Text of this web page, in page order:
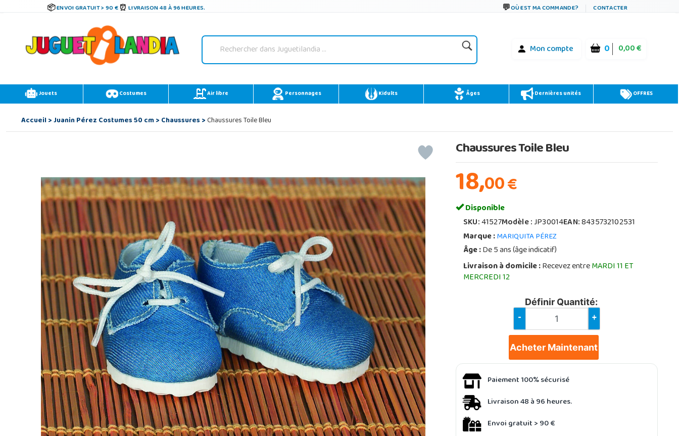
ENVOI GRATUIT > 90 € LIVRAISON 48 À 96 HEURES. OÙ EST MA COMMANDE? CONTACTER
Mon compte 0 0,00 €
Jouets Costumes Air libre Personnages Kidults Âges Dernières unités OFFRES
Accueil>Juanin Pérez Costumes 50 cm>Chaussures>Chaussures Toile Bleu
Chaussures Toile Bleu
18,00€
Disponible
SKU:41527Modèle :JP30014EAN:8435732102531
Marque :MARIQUITA PÉREZ
Âge :De 5 ans (âge indicatif)
Livraison à domicile :Recevez entreMARDI 11 ET
MERCREDI 12
Définir Quantité:
- +
Acheter Maintenant
Paiement 100% sécurisé
Livraison 48 à 96 heures.
Envoi gratuit > 90 €